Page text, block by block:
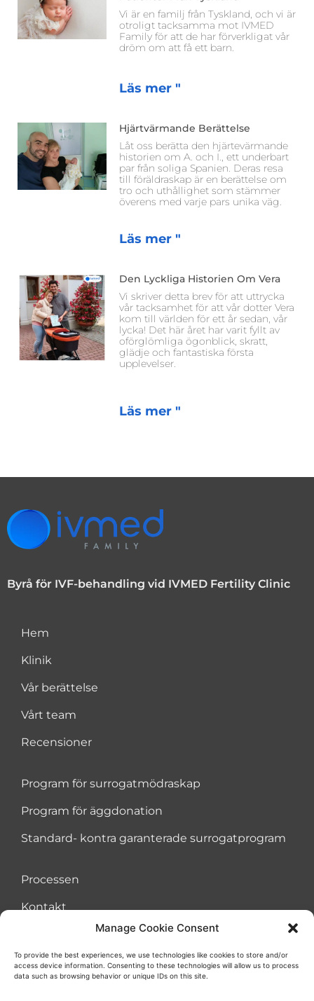
Manage Cookie Consent
To provide the best experiences, we use technologies like cookies to store and/or
access device information. Consenting to these technologies will allow us to process
data such as browsing behavior or unique IDs on this site.
Vi är en familj från Tyskland, och vi är
otroligt tacksamma mot IVMED
Family för att de har förverkligat vår
dröm om att få ett barn.
Läs mer "
Hjärtvärmande Berättelse
Låt oss berätta den hjärtevärmande
historien om A. och I., ett underbart
par från soliga Spanien. Deras resa
till föräldraskap är en berättelse om
tro och uthållighet som stämmer
överens med varje pars unika väg.
Läs mer "
Den Lyckliga Historien Om Vera
Vi skriver detta brev för att uttrycka
vår tacksamhet för att vår dotter Vera
kom till världen för ett år sedan, vår
lycka! Det här året har varit fyllt av
oförglömliga ögonblick, skratt,
glädje och fantastiska första
upplevelser.
Läs mer "
Byrå för IVF-behandling vid IVMED Fertility Clinic
Hem
Klinik
Vår berättelse
Vårt team
Recensioner
Program för surrogatmödraskap
Program för äggdonation
Standard- kontra garanterade surrogatprogram
Processen
Kontakt
Avtal om användarvillkor Kakor Integritetspolicy